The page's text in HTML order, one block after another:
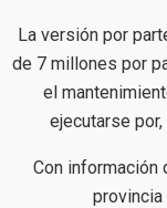
La versión por
de 7 millones por
el
ejecutarse
Con información
provincia